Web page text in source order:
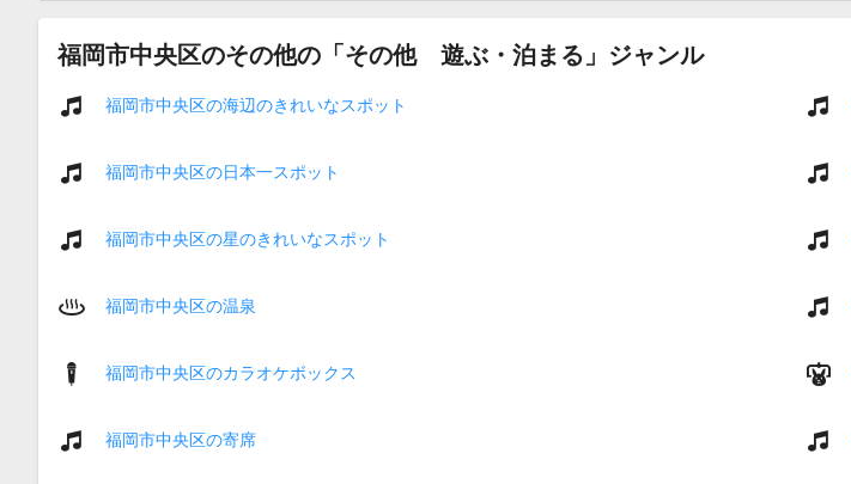
福岡市中央区のその他の「その他 遊ぶ・泊まる」ジャンル
福岡市中央区の海辺のきれいなスポット
福岡市中央区の日本一スポット
福岡市中央区の星のきれいなスポット
福岡市中央区の温泉
福岡市中央区のカラオケボックス
福岡市中央区の寄席